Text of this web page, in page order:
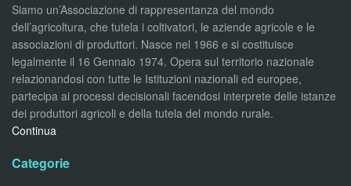
Siamo un’Associazione di rappresentanza del mondo
dell’agricoltura, che tutela i coltivatori, le aziende agricole e le
associazioni di produttori. Nasce nel 1966 e si costituisce
legalmente il 16 Gennaio 1974. Opera sul territorio nazionale
relazionandosi con tutte le Istituzioni nazionali ed europee,
partecipa ai processi decisionali facendosi interprete delle istanze
dei produttori agricoli e della tutela del mondo rurale.
Continua
Categorie